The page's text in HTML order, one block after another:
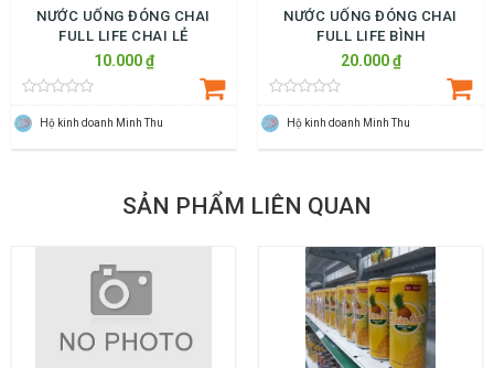
NƯỚC UỐNG ĐÓNG CHAI
FULL LIFE CHAI LẺ
10.000 ₫
Hộ kinh doanh Minh Thu
NƯỚC UỐNG ĐÓNG CHAI
FULL LIFE BÌNH
20.000 ₫
Hộ kinh doanh Minh Thu
SẢN PHẨM LIÊN QUAN